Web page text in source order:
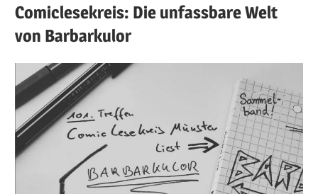
Comiclesekreis: Die unfassbare Welt
von Barbarkulor